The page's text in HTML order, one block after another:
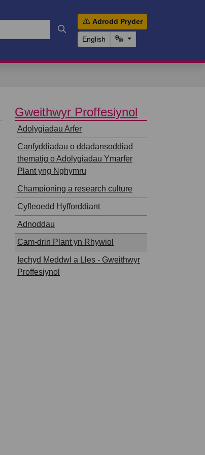
Adrodd Pryder
English
⠀
Gweithwyr Proffesiynol
⠀
Adolygiadau Arfer
Canfyddiadau o ddadansoddiad
thematig o Adolygiadau Ymarfer
Plant yng Nghymru
Championing a research culture
Cyfleoedd Hyfforddiant
Adnoddau
Cam-drin Plant yn Rhywiol
Iechyd Meddwl a Lles - Gweithwyr
Proffesiynol